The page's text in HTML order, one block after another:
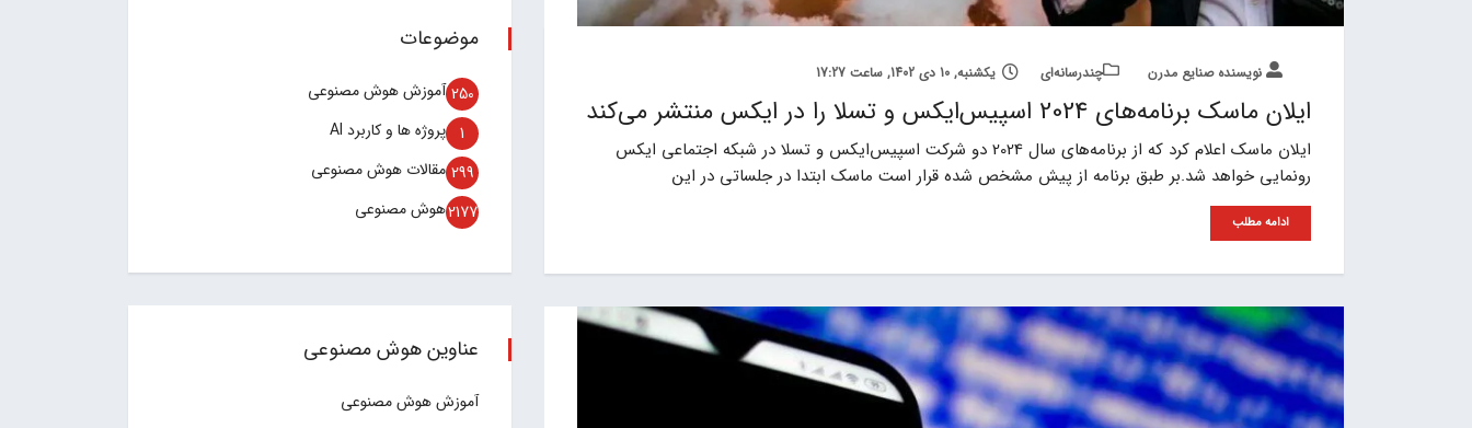
نویسنده صنایع مدرن چند‌‌رسانه‌ای یکشنبه, 10 دی 1402, ساعت 17:27
ایلان ماسک برنامه‌های 2024 اسپیس‌ایکس و تسلا را در ایکس منتشر می‌کند
ایلان ماسک اعلام کرد که از برنامه‌های سال 2024 دو شرکت اسپیس‌ایکس و تسلا در شبکه اجتماعی ایکس
رونمایی خواهد شد.بر طبق برنامه از پیش مشخص شده قرار است ماسک ابتدا در جلساتی در این
ادامه مطلب
موضوعات
آموزش هوش مصنوعی 250
پروژه ها و کاربرد AI 1
مقالات هوش مصنوعی 299
هوش مصنوعی2177
عناوین هوش مصنوعی
آموزش هوش مصنوعی